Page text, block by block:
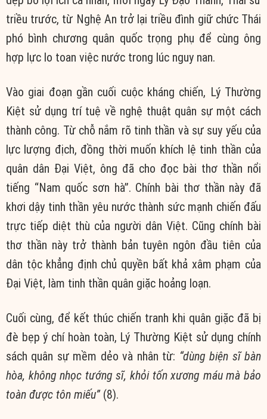
triều trước, từ Nghệ An trở lại triều đình giữ chức Thái
phó bình chương quân quốc trọng phụ để cùng ông
hợp lực lo toan việc nước trong lúc nguy nan.
Vào giai đoạn gần cuối cuộc kháng chiến, Lý Thường
Kiệt sử dụng trí tuệ về nghệ thuật quân sự một cách
thành công. Từ chỗ nắm rõ tinh thần và sự suy yếu của
lực lượng địch, đồng thời muốn khích lệ tinh thần của
quân dân Đại Việt, ông đã cho đọc bài thơ thần nổi
tiếng “Nam quốc sơn hà”. Chính bài thơ thần này đã
khơi dậy tinh thần yêu nước thành sức mạnh chiến đấu
trực tiếp diệt thù của người dân Việt. Cũng chính bài
thơ thần này trở thành bản tuyên ngôn đầu tiên của
dân tộc khẳng định chủ quyền bất khả xâm phạm của
Đại Việt, làm tinh thần quân giặc hoảng loạn.
Cuối cùng, để kết thúc chiến tranh khi quân giặc đã bị
đè bẹp ý chí hoàn toàn, Lý Thường Kiệt sử dụng chính
sách quân sự mềm dẻo và nhân từ: “dùng biện sĩ bàn
hòa, không nhọc tướng sĩ, khỏi tốn xương máu mà bảo
toàn được tôn miếu”(8).